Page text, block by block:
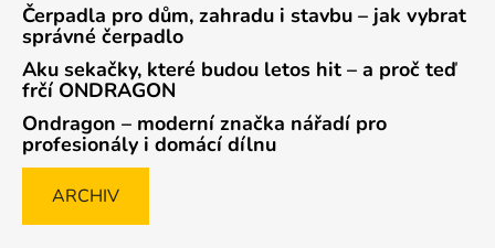
Čerpadla pro dům, zahradu i stavbu – jak vybrat
správné čerpadlo
Aku sekačky, které budou letos hit – a proč teď
frčí ONDRAGON
Ondragon – moderní značka nářadí pro
profesionály i domácí dílnu
ARCHIV